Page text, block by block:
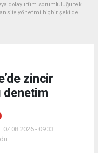
dolaylı tüm sorumluluğu tek
site yönetimi hiçbir şekilde
zincir
denetim
07.08.2026 - 09:33